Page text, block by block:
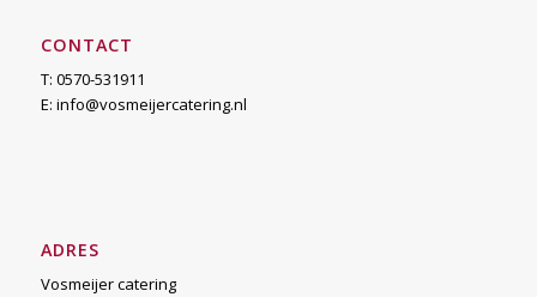
CONTACT
T: 0570-531911
E: info@vosmeijercatering.nl
ADRES
Vosmeijer catering